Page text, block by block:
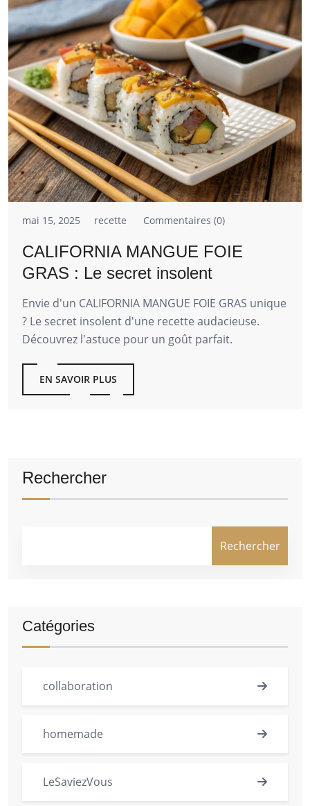
mai 15, 2025 recette Commentaires (0)
CALIFORNIA MANGUE FOIE
GRAS : Le secret insolent
Envie d'un CALIFORNIA MANGUE FOIE GRAS unique
? Le secret insolent d'une recette audacieuse.
Découvrez l'astuce pour un goût parfait.
EN SAVOIR PLUS
Rechercher
Rechercher
Catégories
collaboration
homemade
LeSaviezVous